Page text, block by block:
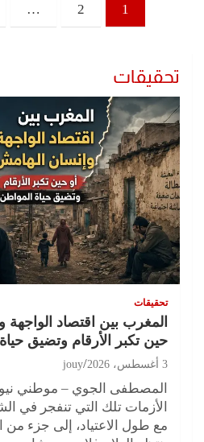
1
2
…
تحقيقات
تحقيقات
المغرب بين اقتصاد
حين تكبر الأرقام وتضيق
3 أغسطس، 2026 jouy
المصطفى الجوي – موطني
الأزمات تلك التي تنفجر في
مع طول الاعتياد، إلى جزء من